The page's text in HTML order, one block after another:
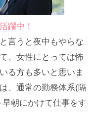
躍中！
言うと夜中もやらな
、女性にとっては怖
る方も多いと思いま
、通常の勤務体系(隔
早朝にかけて仕事をす